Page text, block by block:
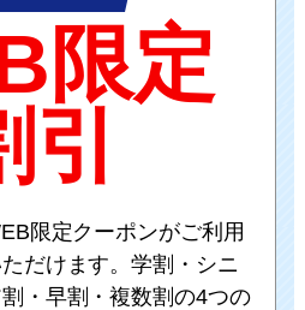
限定
限定クーポンがご利用
だけます。学割・シニ
・早割・複数割の4つの